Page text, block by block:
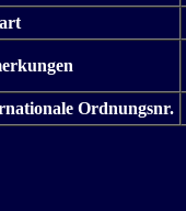
Ordnungsnr.